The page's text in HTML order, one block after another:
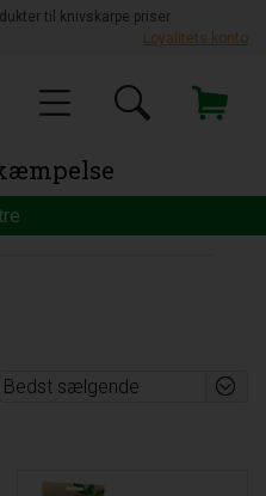
til knivskarpe priser
Loyalitets konto